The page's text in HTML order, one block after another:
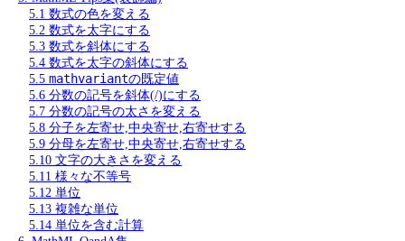
5.1 数式の色を変える
5.2 数式を太字にする
5.3 数式を斜体にする
5.4 数式を太字の斜体にする
5.5 mathvariantの既定値
5.6 分数の記号を斜体(/)にする
5.7 分数の記号の太さを変える
5.8 分子を左寄せ,中央寄せ,右寄せする
5.9 分母を左寄せ,中央寄せ,右寄せする
5.10 文字の大きさを変える
5.11 様々な不等号
5.12 単位
5.13 複雑な単位
5.14 単位を含む計算